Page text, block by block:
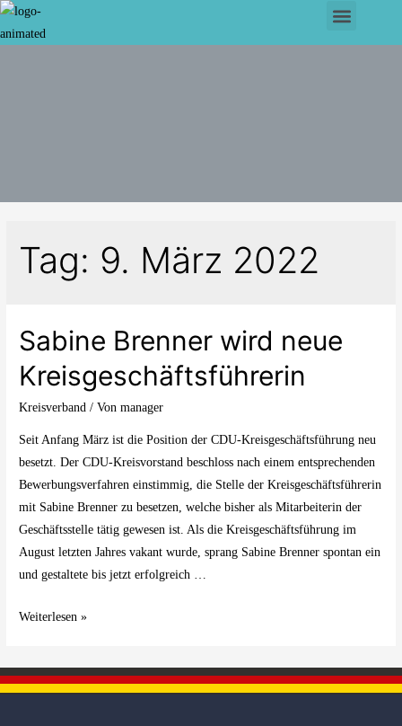
Tag: 9. März 2022
Sabine Brenner wird neue
Kreisgeschäftsführerin
Kreisverband / Vonmanager
Seit Anfang März ist die Position der CDU-Kreisgeschäftsführung neu
besetzt. Der CDU-Kreisvorstand beschloss nach einem entsprechenden
Bewerbungsverfahren einstimmig, die Stelle der Kreisgeschäftsführerin
mit Sabine Brenner zu besetzen, welche bisher als Mitarbeiterin der
Geschäftsstelle tätig gewesen ist. Als die Kreisgeschäftsführung im
August letzten Jahres vakant wurde, sprang Sabine Brenner spontan ein
und gestaltete bis jetzt erfolgreich …
Weiterlesen »